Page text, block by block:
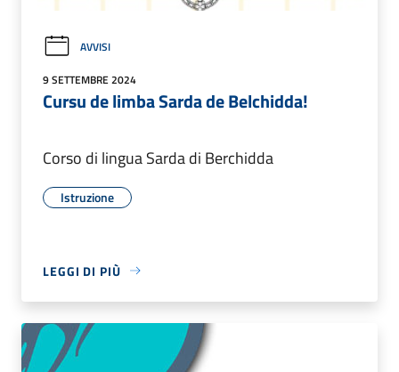
AVVISI
9 SETTEMBRE 2024
Cursu de limba Sarda de Belchidda!
Corso di lingua Sarda di Berchidda
Istruzione
LEGGI DI PIÙ